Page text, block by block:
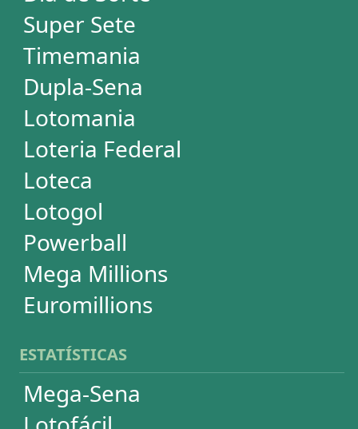
Mega-Sena
Lotofácil
Quina
+Milionária
Dia de Sorte
Timemania
Dupla-Sena
Lotomania
Super Sete
PowerBall
Mega Millions
EuroMillions
ASSINATURA
Assinatura